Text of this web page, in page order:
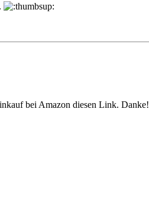
bei Amazon diesen Link. Danke!